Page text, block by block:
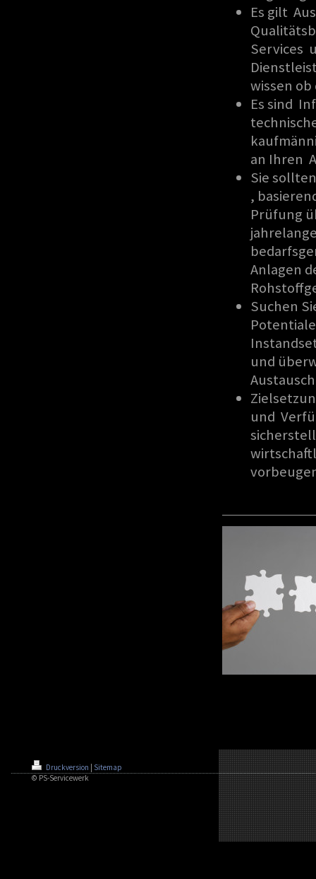
Es gilt
Services
wissen
Es sind
an Ihren
Sie
,
Prüfung
Anlagen
Suchen
und
und
Druckversion | Sitemap
© PS-Servicewerk